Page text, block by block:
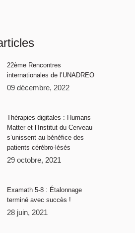
22ème Rencontres
internationales de l’UNADREO
09 décembre, 2022
Thérapies digitales : Humans
Matter et l’Institut du Cerveau
s’unissent au bénéfice des
patients cérébro-lésés
29 octobre, 2021
Examath 5-8 : Étalonnage
terminé avec succès !
28 juin, 2021